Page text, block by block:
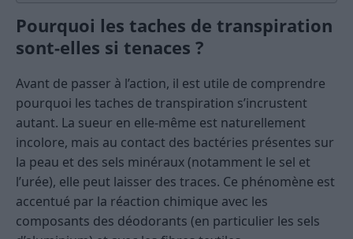
Pourquoi les taches de transpiration
sont-elles si tenaces ?
Avant de passer à l’action, il est utile de comprendre
pourquoi les taches de transpiration s’incrustent
autant. La sueur en elle-même est naturellement
incolore, mais au contact des bactéries présentes sur
la peau et des sels minéraux (notamment le sel et
l’urée), elle peut laisser des traces. Ce phénomène est
accentué par la réaction chimique avec les
composants des déodorants (en particulier les sels